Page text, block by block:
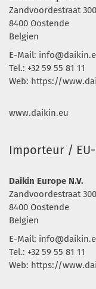
Zandvoordestraat 300
8400 Oostende
Belgien
E-Mail:
Tel.: +32 59 55 81 11
Web: https://
www.daikin.eu
Importeur /
Daikin Europe N.V.
Zandvoordestraat 300
8400 Oostende
Belgien
E-Mail:
Tel.: +32 59 55 81 11
Web: https://